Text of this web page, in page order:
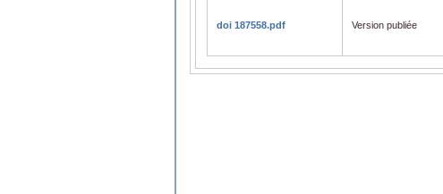
doi 187558.pdf
Version publiée